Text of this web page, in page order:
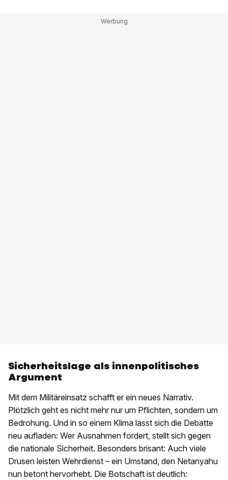
Sicherheitslage als innenpolitisches
Argument
Mit dem Militäreinsatz schafft er ein neues Narrativ.
Plötzlich geht es nicht mehr nur um Pflichten, sondern um
Bedrohung. Und in so einem Klima lässt sich die Debatte
neu aufladen: Wer Ausnahmen fordert, stellt sich gegen
die nationale Sicherheit. Besonders brisant: Auch viele
Drusen leisten Wehrdienst – ein Umstand, den Netanyahu
nun betont hervorhebt. Die Botschaft ist deutlich: